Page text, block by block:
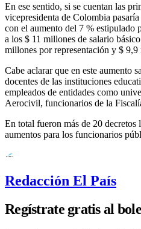
En ese sentido, si se cuentan las
vicepresidenta de Colombia
con el aumento del 7 %
a los $ 11 millones de salario
millones por representación y $
Cabe aclarar que en este aumento
docentes de las instituciones
empleados de entidades como
Aerocivil, funcionarios de la
En total fueron más de 20 decretos
aumentos para los funcionarios
Redacción El País
Regístrate gratis al